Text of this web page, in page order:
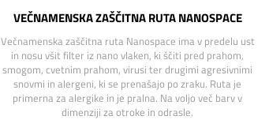
VEČNAMENSKA ZAŠČITNA RUTA NANOSPACE
Večnamenska zaščitna ruta Nanospace ima v predelu ust
in nosu všit filter iz nano vlaken, ki ščiti pred prahom,
smogom, cvetnim prahom, virusi ter drugimi agresivnimi
snovmi in alergeni, ki se prenašajo po zraku. Ruta je
primerna za alergike in je pralna. Na voljo več barv v
dimenziji za otroke in odrasle.